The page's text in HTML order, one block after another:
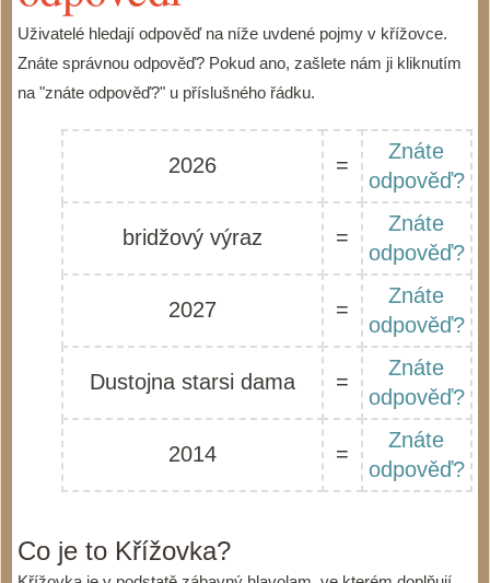
Uživatelé hledají odpověď na níže uvdené pojmy v křížovce.
Znáte správnou odpověď? Pokud ano, zašlete nám ji kliknutím
na "znáte odpověď?" u příslušného řádku.
2026 =
Znáte
odpověď?
bridžový výraz =
Znáte
odpověď?
2027 =
Znáte
odpověď?
Dustojna starsi dama =
Znáte
odpověď?
2014 =
Znáte
odpověď?
Co je to Křížovka?